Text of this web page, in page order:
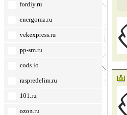
fordiy.ru
energoma.ru
vekexpress.ru
pp-sm.ru
cods.io
raspredelim.ru
101.ru
ozon.ru